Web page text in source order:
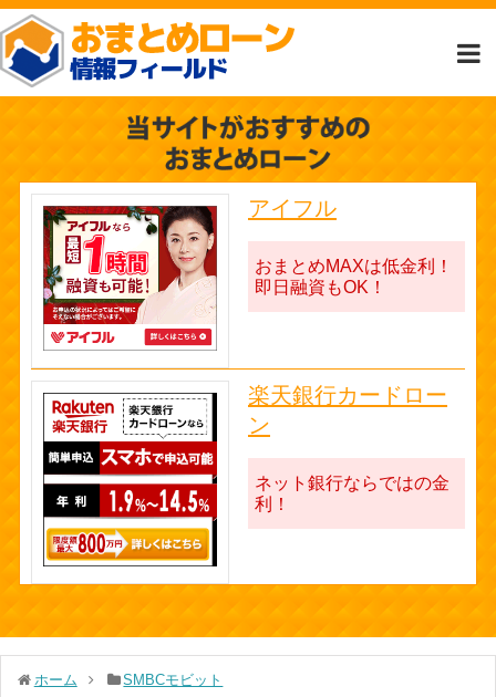
アイフル
おまとめMAXは低金利！
即日融資もOK！
楽天銀行カードロー
ン
ネット銀行ならではの金
利！
ホーム SMBCモビット